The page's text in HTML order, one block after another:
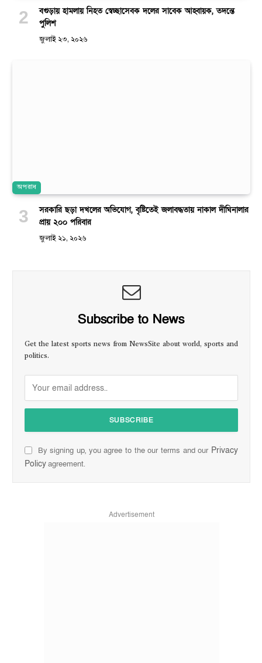
বগুড়ায় হামলায় নিহত স্বেচ্ছাসেবক দলের সাবেক আহ্বায়ক, তদন্তে
পুলিশ
জুলাই ২৩, ২০২৬
অপরাধ
সরকারি ছড়া দখলের অভিযোগ, বৃষ্টিতেই জলাবদ্ধতায় নাকাল দীঘিনালার
প্রায় ২০০ পরিবার
জুলাই ২১, ২০২৬
Subscribe to News
Get the latest sports news from NewsSite about world, sports and
politics.
By signing up, you agree to the our terms and our Privacy
Policyagreement.
Advertisement